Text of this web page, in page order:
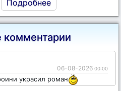
Подробнее
комментарии
06-08-2026 00:00
украсил роман